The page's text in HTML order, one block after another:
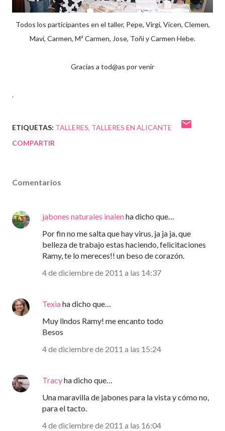
Todos los participantes en el taller, Pepe, Virgi, Vicen, Clemen,
Mavi, Carmen, Mª Carmen, Jose, Toñi y Carmen Hebe.
Gracias a tod@as por venir
.
ETIQUETAS: TALLERES TALLERES EN ALICANTE
COMPARTIR
Comentarios
jabones naturales inalenha dicho que…
Por fin no me salta que hay virus, ja ja ja, que
belleza de trabajo estas haciendo, felicitaciones
Ramy, te lo mereces!! un beso de corazón.
4 de diciembre de 2011 a las 14:37
Texiaha dicho que…
Muy lindos Ramy! me encanto todo
Besos
4 de diciembre de 2011 a las 15:24
Tracyha dicho que…
Una maravilla de jabones para la vista y cómo no,
para el tacto.
4 de diciembre de 2011 a las 16:04